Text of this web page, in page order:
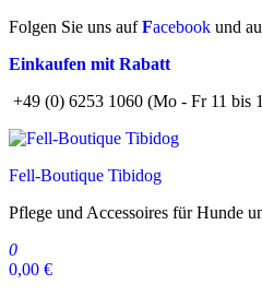
Zum
springen
Folgen Sie uns aufFacebook und
Einkaufen mit Rabatt
+49 (0) 6253 1060 (Mo - Fr 11 bis
Fell-Boutique Tibidog
Pflege und Accessoires für Hunde
0
0,00 €